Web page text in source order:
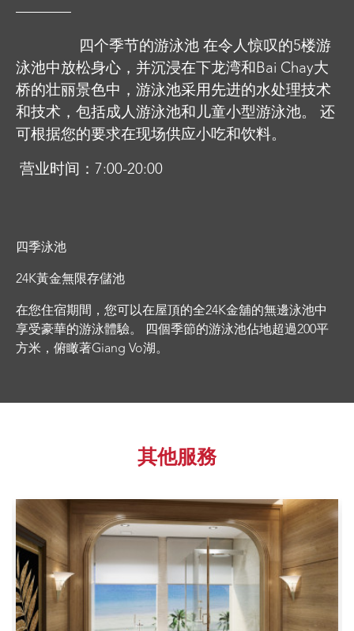
四个季节的游泳池 在令人惊叹的5楼游
泳池中放松身心，并沉浸在下龙湾和Bai Chay大
桥的壮丽景色中，游泳池采用先进的水处理技术
和技术，包括成人游泳池和儿童小型游泳池。 还
可根据您的要求在现场供应小吃和饮料。
营业时间：7:00-20:00
四季泳池
24K黃金無限存儲池
在您住宿期間，您可以在屋頂的全24K金舖的無邊泳池中
享受豪華的游泳體驗。 四個季節的游泳池佔地超過200平
方米，俯瞰著Giang Vo湖。
其他服務